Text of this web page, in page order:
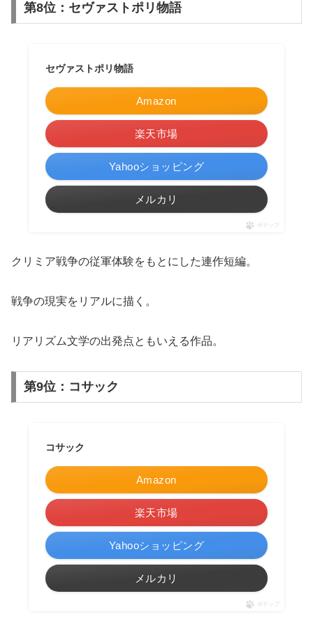
第8位：セヴァストポリ物語
セヴァストポリ物語
Amazon
楽天市場
Yahooショッピング
メルカリ
ポチップ
クリミア戦争の従軍体験をもとにした連作短編。
戦争の現実をリアルに描く。
リアリズム文学の出発点ともいえる作品。
第9位：コサック
コサック
Amazon
楽天市場
Yahooショッピング
メルカリ
ポチップ